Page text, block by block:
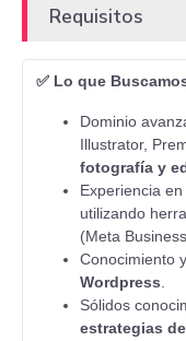
Requisitos
✅ Lo que
Dominio
Illustrator,
fotografía y
Experiencia en
utilizando
(Meta
Conocimiento
Wordpress
Sólidos
estrategias